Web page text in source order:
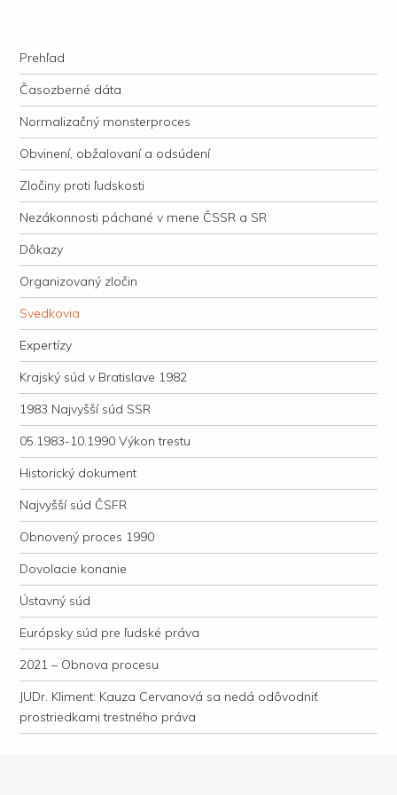
justície
Navigation
Skip to content
Prehľad
Časozberné dáta
Normalizačný monsterproces
Obvinení, obžalovaní a odsúdení
Zločiny proti ľudskosti
Nezákonnosti páchané v mene ČSSR a SR
Dôkazy
Organizovaný zločin
Svedkovia
Expertízy
Krajský súd v Bratislave 1982
1983 Najvyšší súd SSR
05.1983-10.1990 Výkon trestu
Historický dokument
Najvyšší súd ČSFR
Obnovený proces 1990
Dovolacie konanie
Ústavný súd
Európsky súd pre ľudské práva
2021 – Obnova procesu
JUDr. Kliment: Kauza Cervanová sa nedá odôvodniť
prostriedkami trestného práva